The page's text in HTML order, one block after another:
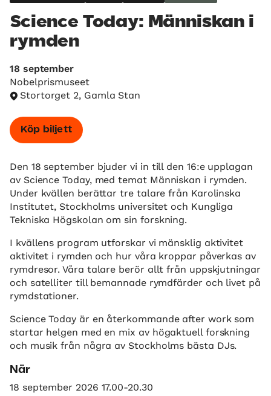
Science Today: Människan i
rymden
18 september
Nobelprismuseet
Stortorget 2, Gamla Stan
Köp biljett
Den 18 september bjuder vi in till den 16:e upplagan
av Science Today, med temat Människan i rymden.
Under kvällen berättar tre talare från Karolinska
Institutet, Stockholms universitet och Kungliga
Tekniska Högskolan om sin forskning.
I kvällens program utforskar vi mänsklig aktivitet
aktivitet i rymden och hur våra kroppar påverkas av
rymdresor. Våra talare berör allt från uppskjutningar
och satelliter till bemannade rymdfärder och livet på
rymdstationer.
Science Today är en återkommande after work som
startar helgen med en mix av högaktuell forskning
och musik från några av Stockholms bästa DJs.
När
18 september 2026 17.00-20.30